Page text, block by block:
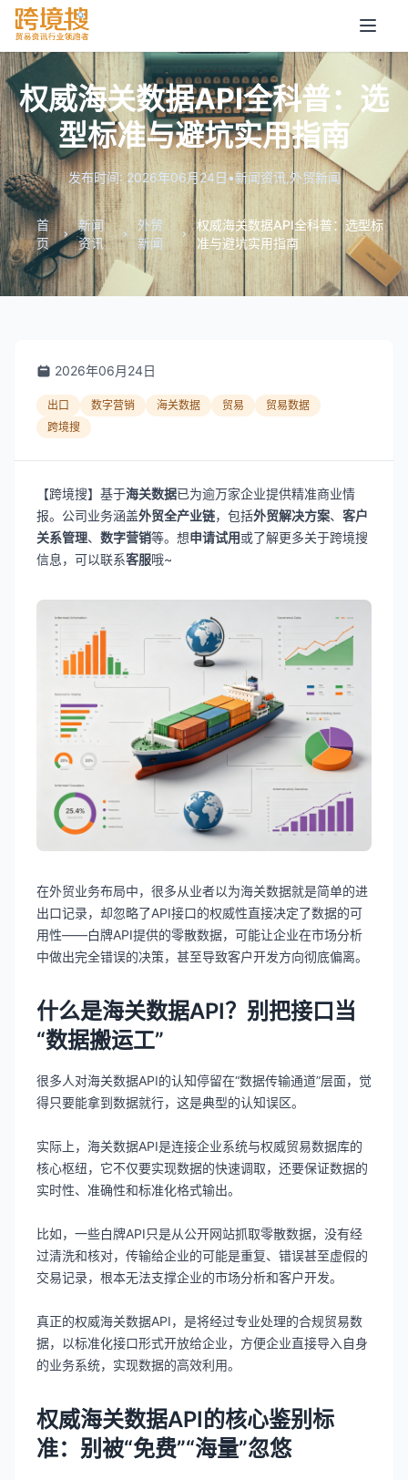
权威海关数据API全科普：选
型标准与避坑实用指南
发布时间: 2026年06月24日•新闻资讯,外贸新闻
首
页
新闻
资讯
外贸
新闻
权威海关数据API全科普：选型标
准与避坑实用指南
2026年06月24日
出口 数字营销 海关数据 贸易
贸易数据
跨境搜
【跨境搜】基于海关数据已为逾万家企业提供精准商业情
报。公司业务涵盖外贸全产业链，包括外贸解决方案、 客户
关系管理、 数字营销等。想申请试用或了解更多关于跨境搜
信息，可以联系客服哦~
在外贸业务布局中，很多从业者以为海关数据就是简单的进
出口记录，却忽略了API接口的权威性直接决定了数据的可
用性——白牌API提供的零散数据，可能让企业在市场分析
中做出完全错误的决策，甚至导致客户开发方向彻底偏离。
什么是海关数据API？别把接口当
“数据搬运工”
很多人对海关数据API的认知停留在“数据传输通道”层面，觉
得只要能拿到数据就行，这是典型的认知误区。
实际上，海关数据API是连接企业系统与权威贸易数据库的
核心枢纽，它不仅要实现数据的快速调取，还要保证数据的
实时性、准确性和标准化格式输出。
比如，一些白牌API只是从公开网站抓取零散数据，没有经
过清洗和核对，传输给企业的可能是重复、错误甚至虚假的
交易记录，根本无法支撑企业的市场分析和客户开发。
真正的权威海关数据API，是将经过专业处理的合规贸易数
据，以标准化接口形式开放给企业，方便企业直接导入自身
的业务系统，实现数据的高效利用。
权威海关数据API的核心鉴别标
准：别被“免费”“海量”忽悠